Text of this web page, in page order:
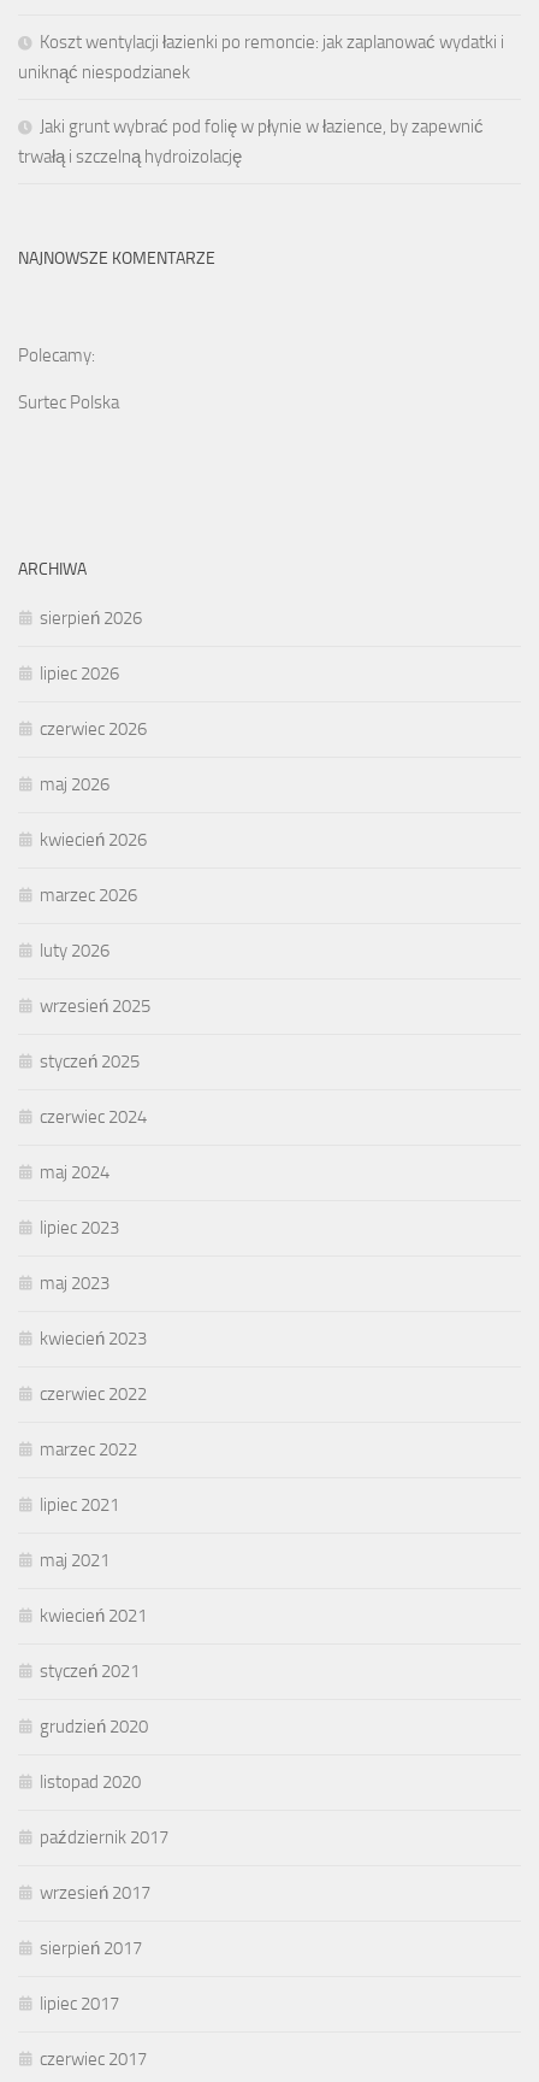
Koszt wentylacji łazienki po remoncie: jak zaplanować wydatki i
uniknąć niespodzianek
Jaki grunt wybrać pod folię w płynie w łazience, by zapewnić
trwałą i szczelną hydroizolację
NAJNOWSZE KOMENTARZE
Polecamy:
Surtec Polska
ARCHIWA
sierpień 2026
lipiec 2026
czerwiec 2026
maj 2026
kwiecień 2026
marzec 2026
luty 2026
wrzesień 2025
styczeń 2025
czerwiec 2024
maj 2024
lipiec 2023
maj 2023
kwiecień 2023
czerwiec 2022
marzec 2022
lipiec 2021
maj 2021
kwiecień 2021
styczeń 2021
grudzień 2020
listopad 2020
październik 2017
wrzesień 2017
sierpień 2017
lipiec 2017
czerwiec 2017